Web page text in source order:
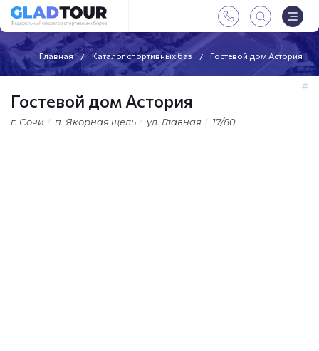
Главная Каталог спортивных баз Гостевой дом Астория
Гостевой дом Астория
г. Сочи п. Якорная щель ул. Главная 17/80